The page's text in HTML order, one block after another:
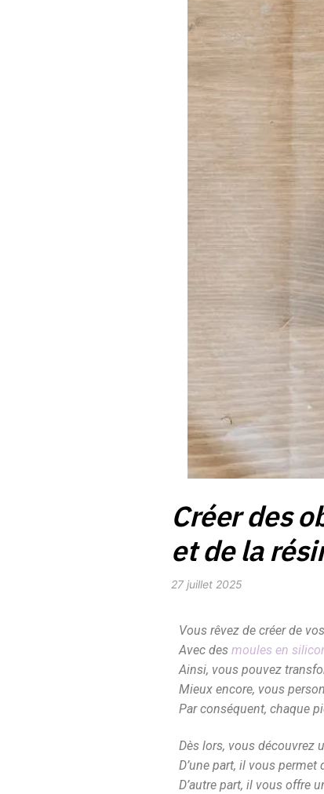
Créer des
et de la
27 juillet 2025
Vous rêvez de créer de
Avec desmoules en
Ainsi, vous pouvez
Mieux encore, vous
Par conséquent, chaque
Dès lors, vous découvrez
D’une part, il vous permet
D’autre part, il vous offre